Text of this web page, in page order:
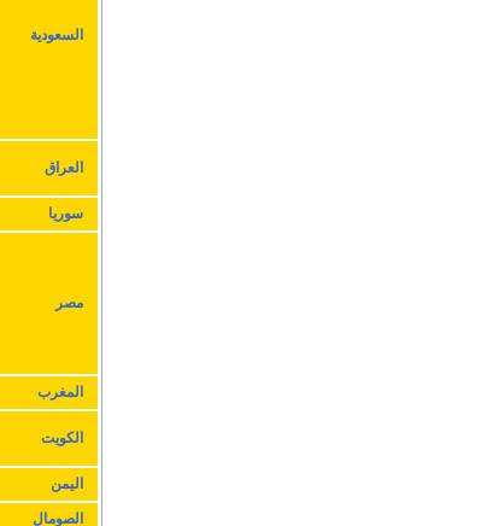
السعودية
العراق
سوريا
مصر
المغرب
الكويت
اليمن
الصومال